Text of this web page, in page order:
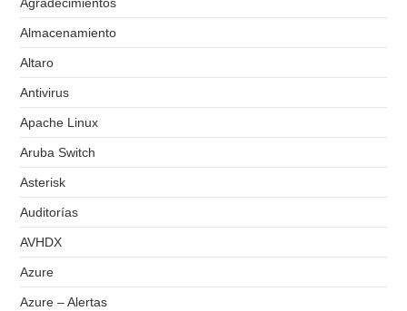
Agradecimientos
Almacenamiento
Altaro
Antivirus
Apache Linux
Aruba Switch
Asterisk
Auditorías
AVHDX
Azure
Azure – Alertas